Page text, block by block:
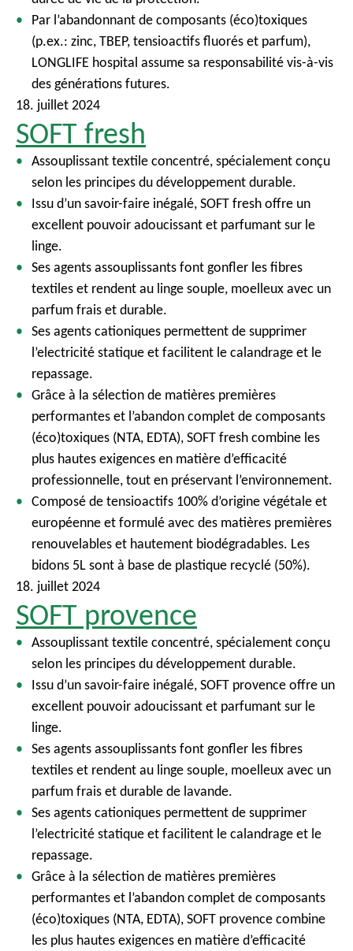
Par l’abandonnant de composants (éco)toxiques
(p.ex.: zinc, TBEP, tensioactifs fluorés et parfum),
LONGLIFE hospital assume sa responsabilité vis-à-vis
des générations futures.
18. juillet 2024
SOFT fresh
Assouplissant textile concentré, spécialement conçu
selon les principes du développement durable.
Issu d’un savoir-faire inégalé, SOFT fresh offre un
excellent pouvoir adoucissant et parfumant sur le
linge.
Ses agents assouplissants font gonfler les fibres
textiles et rendent au linge souple, moelleux avec un
parfum frais et durable.
Ses agents cationiques permettent de supprimer
l’electricité statique et facilitent le calandrage et le
repassage.
Grâce à la sélection de matières premières
performantes et l’abandon complet de composants
(éco)toxiques (NTA, EDTA), SOFT fresh combine les
plus hautes exigences en matière d’efficacité
professionnelle, tout en préservant l’environnement.
Composé de tensioactifs 100% d’origine végétale et
européenne et formulé avec des matières premières
renouvelables et hautement biodégradables. Les
bidons 5L sont à base de plastique recyclé (50%).
18. juillet 2024
SOFT provence
Assouplissant textile concentré, spécialement conçu
selon les principes du développement durable.
Issu d’un savoir-faire inégalé, SOFT provence offre un
excellent pouvoir adoucissant et parfumant sur le
linge.
Ses agents assouplissants font gonfler les fibres
textiles et rendent au linge souple, moelleux avec un
parfum frais et durable de lavande.
Ses agents cationiques permettent de supprimer
l’electricité statique et facilitent le calandrage et le
repassage.
Grâce à la sélection de matières premières
performantes et l’abandon complet de composants
(éco)toxiques (NTA, EDTA), SOFT provence combine
les plus hautes exigences en matière d’efficacité